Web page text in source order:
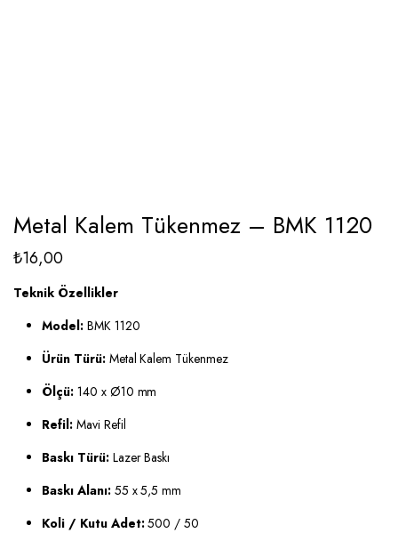
Metal Kalem Tükenmez – BMK 1120
₺16,00
Teknik Özellikler
Model:BMK 1120
Ürün Türü:Metal Kalem Tükenmez
Ölçü:140 x Ø10 mm
Refil:Mavi Refil
Baskı Türü:Lazer Baskı
Baskı Alanı:55 x 5,5 mm
Koli / Kutu Adet:500 / 50